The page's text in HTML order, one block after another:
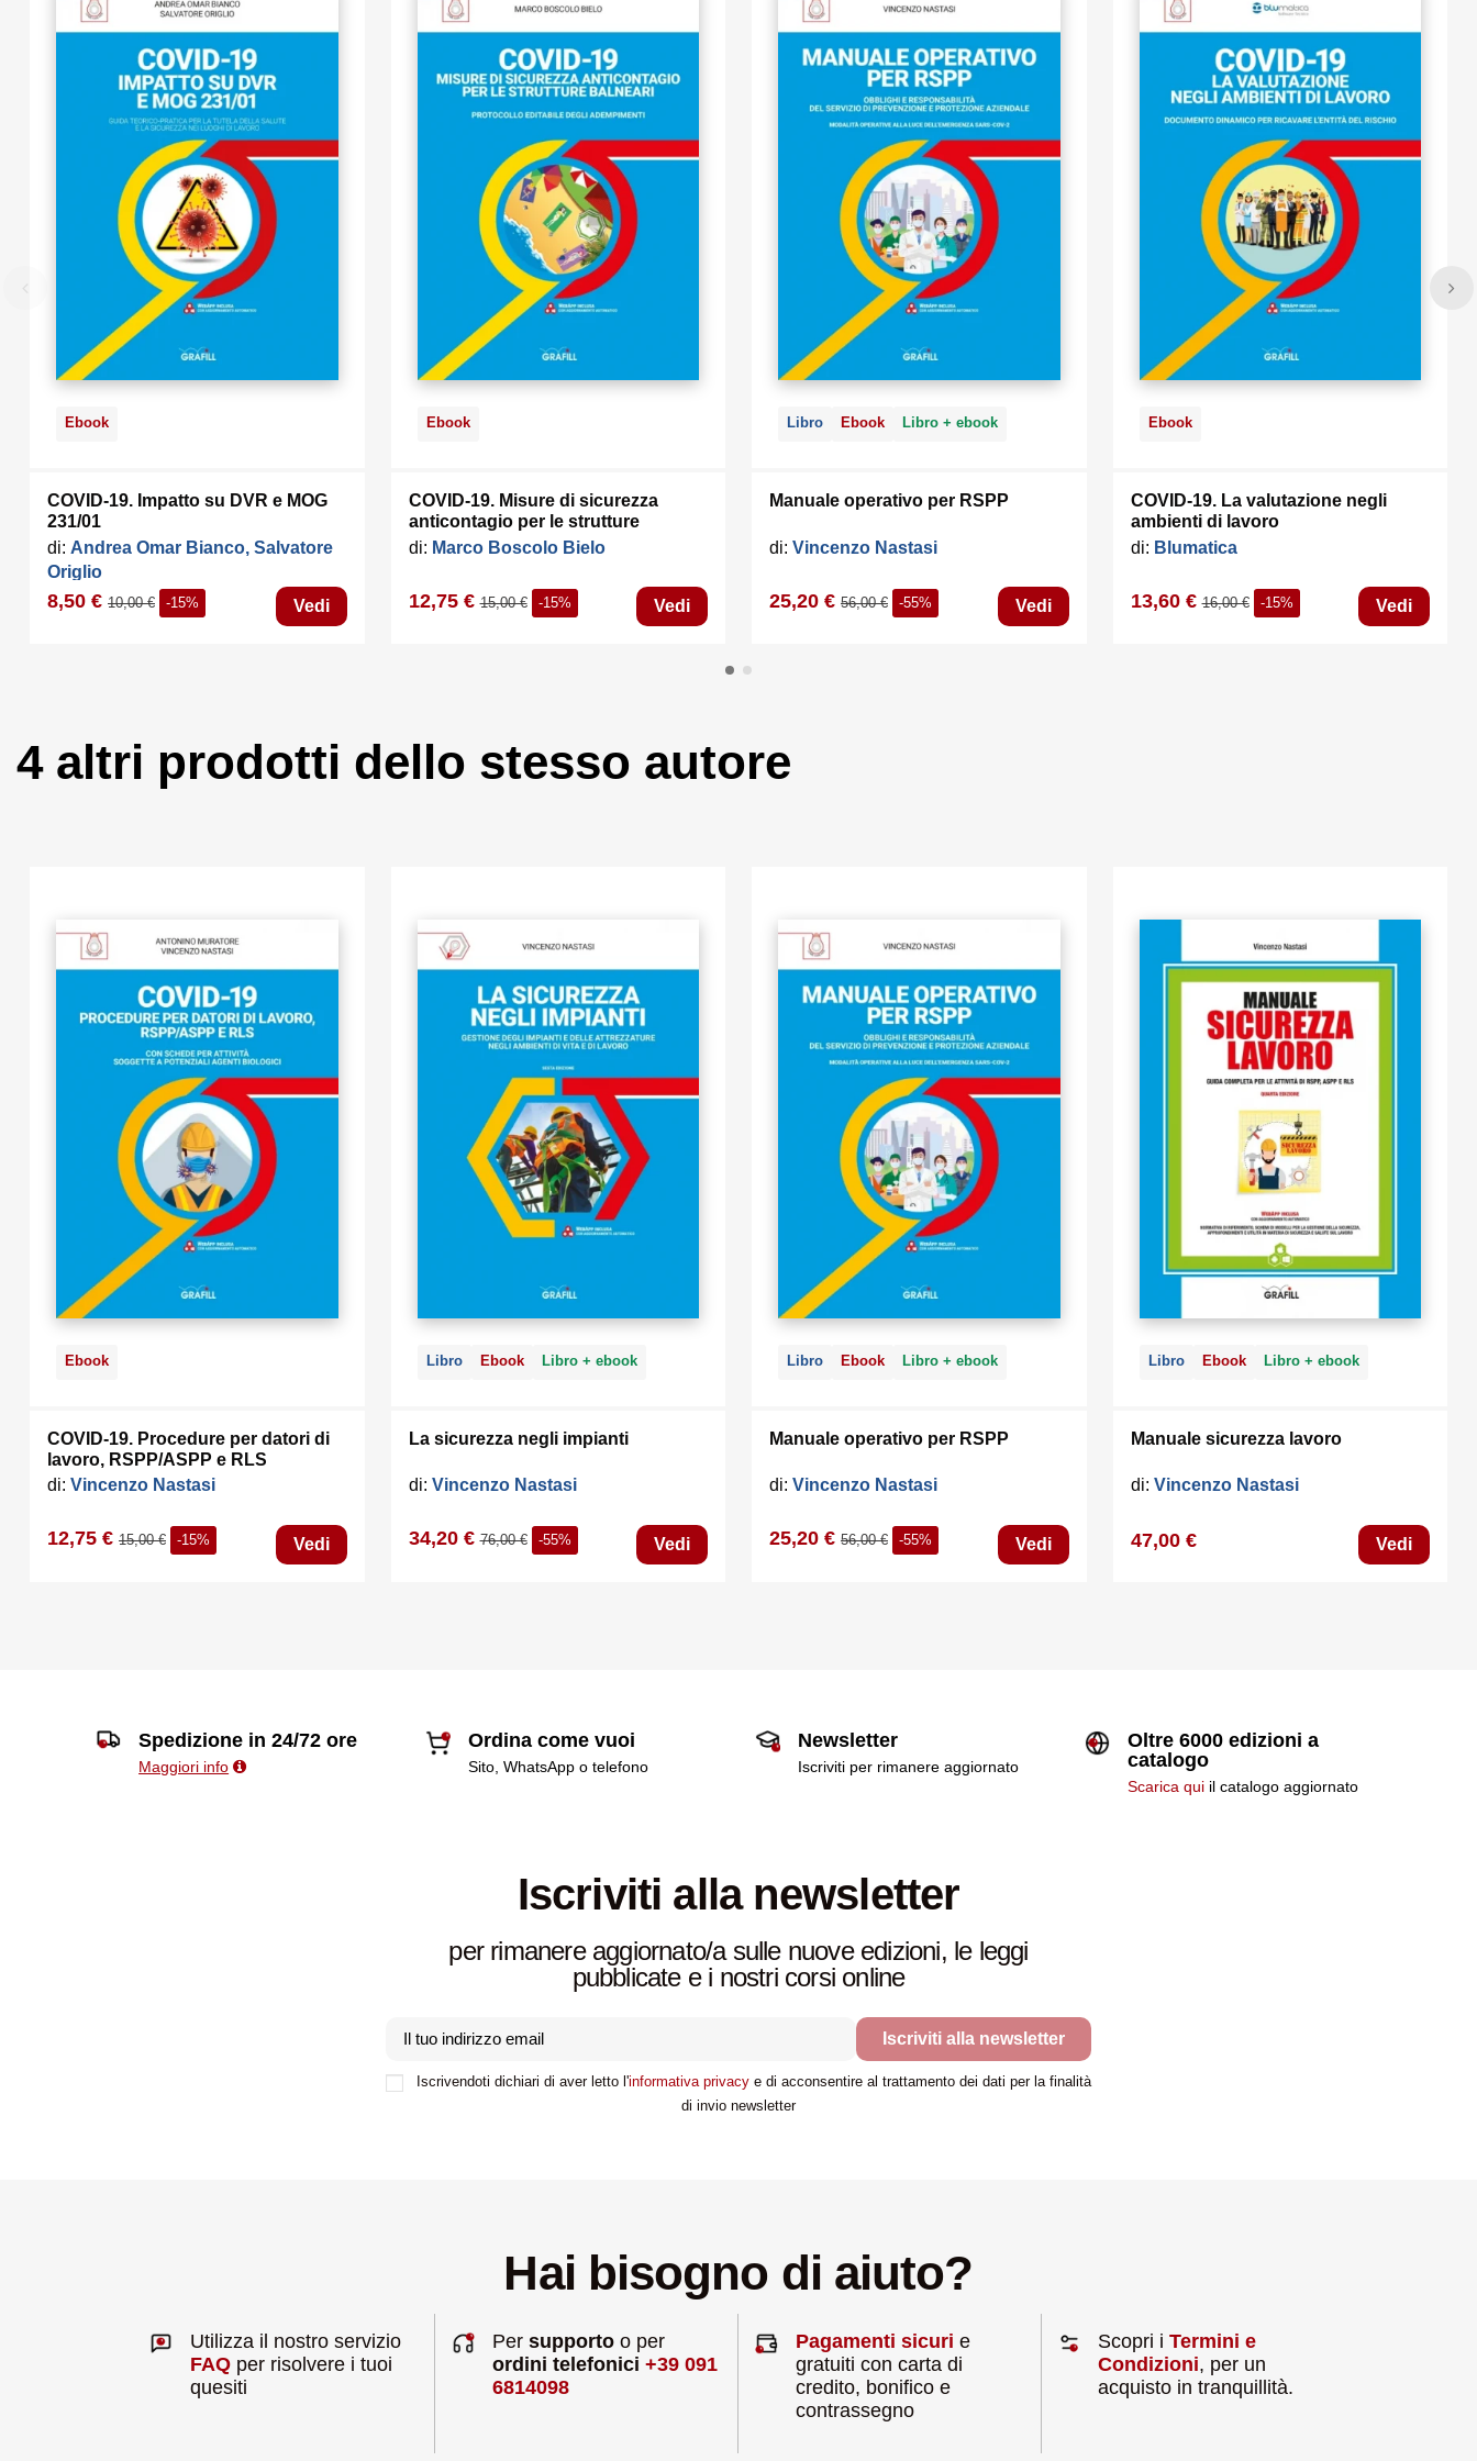
organizzazione del lavoro, dei nuovi rischi emergenti occorre
individuare tempestivamente i primi segnali deboli di scostamento di
un sistema produttivo in modo da agire in anticipo, al fine far rientrare
detti segnali prima che gli stessi diventino ingovernabili è portano a
degli incidenti. Questo significa far diventare le diverse attività
produttive delle organizzazioni resilienti.
Per far ciò occorre integrare il TUSL con i SGSL e i MOG con
l’Ingegneria della resilienza.
Ebook
COVID-19. Impatto su DVR e MOG
231/01
di: Andrea Omar Bianco, Salvatore
Origlio
8,50 € 10,00 € -15% Vedi
Ebook
COVID-19. Misure di sicurezza
anticontagio per le strutture
balneari
di: Marco Boscolo Bielo
12,75 €15,00 € -15% Vedi
Libro Ebook Libro + ebook
Manuale operativo per RSPP
di: Vincenzo Nastasi
25,20 € 56,00 € -55% Vedi
Ebook
COVID-19. La valutazione negli
ambienti di lavoro
di: Blumatica
13,60 €16,00 € -15% Vedi
4 altri prodotti dello stesso autore
Ebook
COVID-19. Procedure per datori di
lavoro, RSPP/ASPP e RLS
di: Vincenzo Nastasi
12,75 € 15,00 € -15% Vedi
Libro Ebook Libro + ebook
La sicurezza negli impianti
di: Vincenzo Nastasi
34,20 €76,00 € -55% Vedi
Libro Ebook Libro + ebook
Manuale operativo per RSPP
di: Vincenzo Nastasi
25,20 € 56,00 € -55% Vedi
Libro Ebook Libro + ebook
Manuale sicurezza lavoro
di: Vincenzo Nastasi
47,00 € Vedi
Spedizione in 24/72 ore
Maggiori info
Ordina come vuoi
Sito, WhatsApp o telefono
Newsletter
Iscriviti per rimanere aggiornato
Oltre 6000 edizioni a
catalogo
Scarica qui il catalogo aggiornato
Iscriviti alla newsletter
per rimanere aggiornato/a sulle nuove edizioni, le leggi
pubblicate e i nostri corsi online
Iscriviti alla newsletter
Iscrivendoti dichiari di aver letto l'informativa privacy e di acconsentire al trattamento dei dati per la finalità
di invio newsletter
Hai bisogno di aiuto?
Utilizza il nostro servizio
FAQper risolvere i tuoi
quesiti
Persupporto o per
ordini telefonici+39 091
6814098
Pagamenti sicuri e
gratuiti con carta di
credito, bonifico e
contrassegno
Scopri iTermini e
Condizioni, per un
acquisto in tranquillità.